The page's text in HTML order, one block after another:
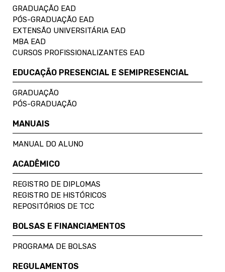
GRADUAÇÃO EAD
PÓS-GRADUAÇÃO EAD
EXTENSÃO UNIVERSITÁRIA EAD
MBA EAD
CURSOS PROFISSIONALIZANTES EAD
EDUCAÇÃO PRESENCIAL E SEMIPRESENCIAL
GRADUAÇÃO
PÓS-GRADUAÇÃO
MANUAIS
MANUAL DO ALUNO
ACADÊMICO
REGISTRO DE DIPLOMAS
REGISTRO DE HISTÓRICOS
REPOSITÓRIOS DE TCC
BOLSAS E FINANCIAMENTOS
PROGRAMA DE BOLSAS
REGULAMENTOS